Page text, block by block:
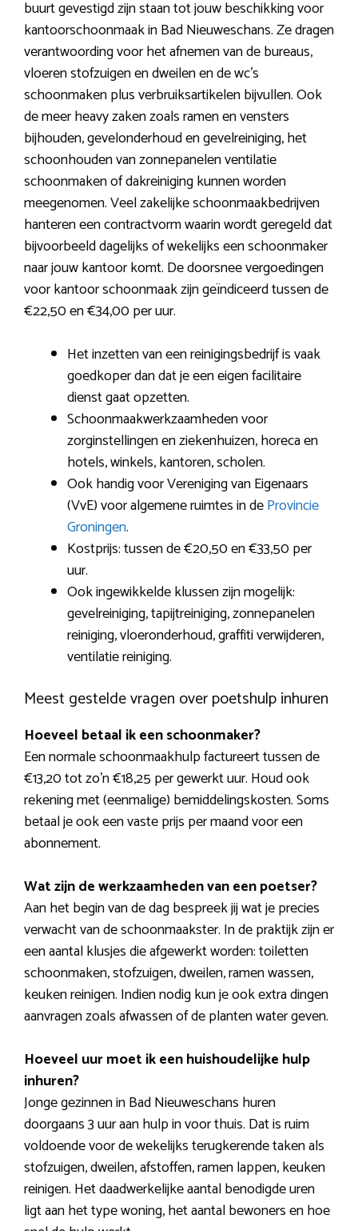
buurt gevestigd zijn staan tot jouw beschikking voor
kantoorschoonmaak in Bad Nieuweschans. Ze dragen
verantwoording voor het afnemen van de bureaus,
vloeren stofzuigen en dweilen en de wc’s
schoonmaken plus verbruiksartikelen bijvullen. Ook
de meer heavy zaken zoals ramen en vensters
bijhouden, gevelonderhoud en gevelreiniging, het
schoonhouden van zonnepanelen ventilatie
schoonmaken of dakreiniging kunnen worden
meegenomen. Veel zakelijke schoonmaakbedrijven
hanteren een contractvorm waarin wordt geregeld dat
bijvoorbeeld dagelijks of wekelijks een schoonmaker
naar jouw kantoor komt. De doorsnee vergoedingen
voor kantoor schoonmaak zijn geïndiceerd tussen de
€22,50 en €34,00 per uur.
Het inzetten van een reinigingsbedrijf is vaak
goedkoper dan dat je een eigen facilitaire
dienst gaat opzetten.
Schoonmaakwerkzaamheden voor
zorginstellingen en ziekenhuizen, horeca en
hotels, winkels, kantoren, scholen.
Ook handig voor Vereniging van Eigenaars
(VvE) voor algemene ruimtes in deProvincie
Groningen.
Kostprijs: tussen de €20,50 en €33,50 per
uur.
Ook ingewikkelde klussen zijn mogelijk:
gevelreiniging, tapijtreiniging, zonnepanelen
reiniging, vloeronderhoud, graffiti verwijderen,
ventilatie reiniging.
Meest gestelde vragen over poetshulp inhuren
Hoeveel betaal ik een schoonmaker?
Een normale schoonmaakhulp factureert tussen de
€13,20 tot zo’n €18,25 per gewerkt uur. Houd ook
rekening met (eenmalige) bemiddelingskosten. Soms
betaal je ook een vaste prijs per maand voor een
abonnement.
Wat zijn de werkzaamheden van een poetser?
Aan het begin van de dag bespreek jij wat je precies
verwacht van de schoonmaakster. In de praktijk zijn er
een aantal klusjes die afgewerkt worden: toiletten
schoonmaken, stofzuigen, dweilen, ramen wassen,
keuken reinigen. Indien nodig kun je ook extra dingen
aanvragen zoals afwassen of de planten water geven.
Hoeveel uur moet ik een huishoudelijke hulp
inhuren?
Jonge gezinnen in Bad Nieuweschans huren
doorgaans 3 uur aan hulp in voor thuis. Dat is ruim
voldoende voor de wekelijks terugkerende taken als
stofzuigen, dweilen, afstoffen, ramen lappen, keuken
reinigen. Het daadwerkelijke aantal benodigde uren
ligt aan het type woning, het aantal bewoners en hoe